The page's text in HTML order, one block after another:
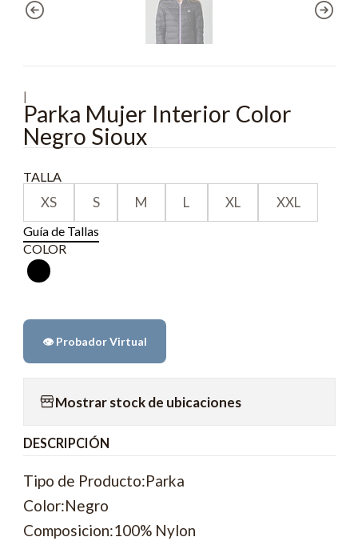
|
Parka Mujer Interior Color
Negro Sioux
TALLA
XS S M L XL XXL
Guía de Tallas
COLOR
👁️ Probador Virtual
Mostrar stock de ubicaciones
DESCRIPCIÓN
Tipo de Producto:Parka
Color:Negro
Composicion:100% Nylon